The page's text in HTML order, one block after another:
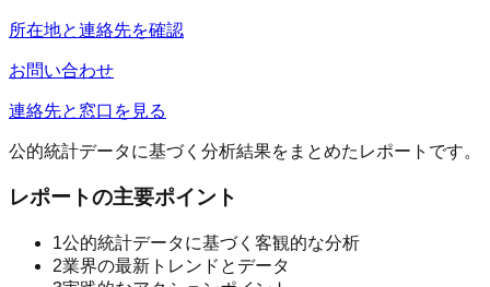
所在地と連絡先を確認
お問い合わせ
連絡先と窓口を見る
公的統計データに基づく分析結果をまとめたレポートです。
レポートの主要ポイント
1公的統計データに基づく客観的な分析
2業界の最新トレンドとデータ